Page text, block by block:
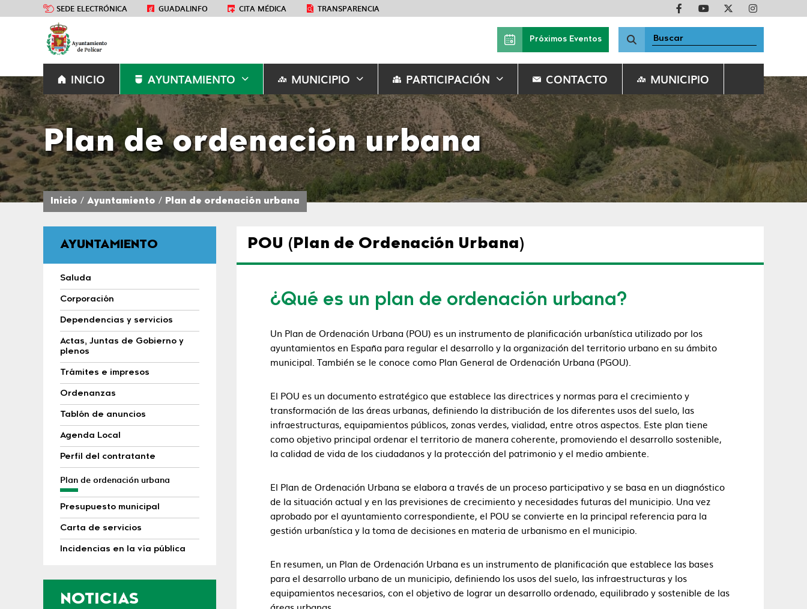
SEDE ELECTRÓNICA GUADALINFO CITA MÉDICA TRANSPARENCIA
Próximos Eventos
INICIO AYUNTAMIENTO MUNICIPIO PARTICIPACIÓN CONTACTO MUNICIPIO
Plan de ordenación urbana
Inicio Ayuntamiento Plan de ordenación urbana
AYUNTAMIENTO
Saluda
Corporación
Dependencias y servicios
Actas, Juntas de Gobierno y
plenos
Trámites e impresos
Ordenanzas
Tablón de anuncios
Agenda Local
Perfil del contratante
Plan de ordenación urbana
Presupuesto municipal
Carta de servicios
Incidencias en la vía pública
NOTICIAS
POU (Plan de Ordenación Urbana)
¿Qué es un plan de ordenación urbana?
Un Plan de Ordenación Urbana (POU) es un instrumento de planificación urbanística utilizado por los
ayuntamientos en España para regular el desarrollo y la organización del territorio urbano en su ámbito
municipal. También se le conoce como Plan General de Ordenación Urbana (PGOU).
El POU es un documento estratégico que establece las directrices y normas para el crecimiento y
transformación de las áreas urbanas, definiendo la distribución de los diferentes usos del suelo, las
infraestructuras, equipamientos públicos, zonas verdes, vialidad, entre otros aspectos. Este plan tiene
como objetivo principal ordenar el territorio de manera coherente, promoviendo el desarrollo sostenible,
la calidad de vida de los ciudadanos y la protección del patrimonio y el medio ambiente.
El Plan de Ordenación Urbana se elabora a través de un proceso participativo y se basa en un diagnóstico
de la situación actual y en las previsiones de crecimiento y necesidades futuras del municipio. Una vez
aprobado por el ayuntamiento correspondiente, el POU se convierte en la principal referencia para la
gestión urbanística y la toma de decisiones en materia de urbanismo en el municipio.
En resumen, un Plan de Ordenación Urbana es un instrumento de planificación que establece las bases
para el desarrollo urbano de un municipio, definiendo los usos del suelo, las infraestructuras y los
equipamientos necesarios, con el objetivo de lograr un desarrollo ordenado, equilibrado y sostenible de las